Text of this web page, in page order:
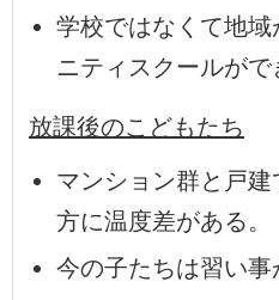
学校ではなくて地域
ニティスクールがで
放課後のこどもたち
マンション群と戸
方に温度差がある。
今の子たちは習い事